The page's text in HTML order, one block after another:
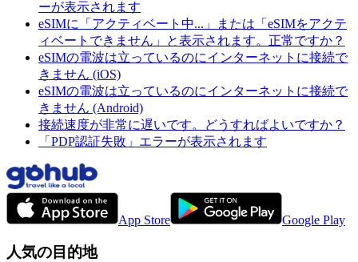
ーが表示されます
eSIMに「アクティベート中...」または「eSIMをアクテ
ィベートできません」と表示されます。正常ですか？
eSIMの電波は立っているのにインターネットに接続で
きません (iOS)
eSIMの電波は立っているのにインターネットに接続で
きません (Android)
接続速度が非常に遅いです。どうすればよいですか？
「PDP認証失敗」エラーが表示されます
App Store Google Play
人気の目的地